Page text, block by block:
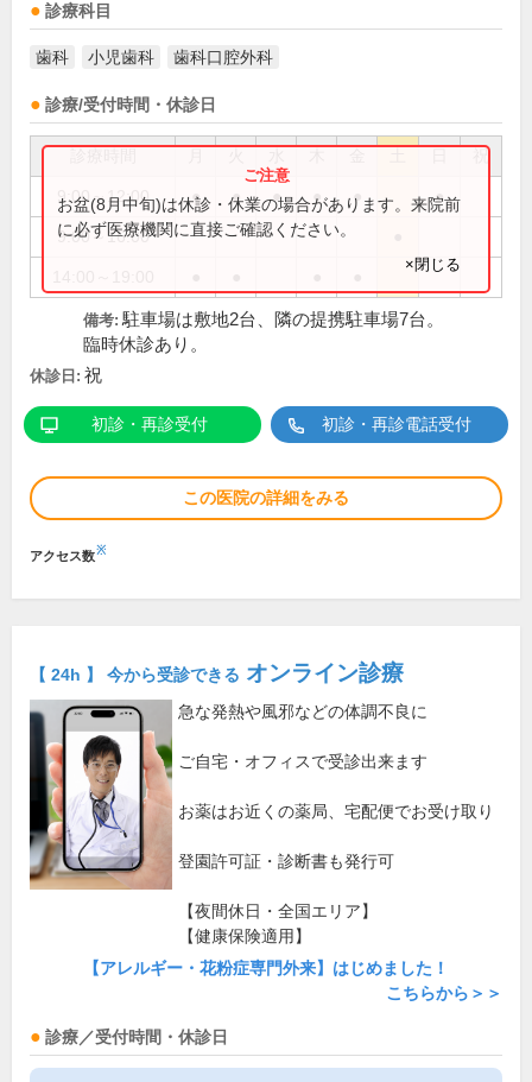
診療科目
歯科 小児歯科 歯科口腔外科
診療/受付時間・休診日
祝
9:00～12:00 ● ● ● ● ● ●
9:00～16:00
お盆(8月中旬)は休診・休業の場合があります。来院前
に必ず医療機関に直接ご確認ください。
×閉じる
備考: 駐車場は敷地2台、隣の提携駐車場7台。
臨時休診あり。
休診日: 祝
初診・再診受付 初診・再診電話受付
この医院の詳細をみる
アクセス数※
【 24h 】 今から受診できる オンライン診療
急な発熱や風邪などの体調不良に
ご自宅・オフィスで受診出来ます
お薬はお近くの薬局、宅配便でお受け取り
登園許可証・診断書も発行可
【夜間休日・全国エリア】
【健康保険適用】
【アレルギー・花粉症専門外来】はじめました！
こちらから＞＞
診療／受付時間・休診日